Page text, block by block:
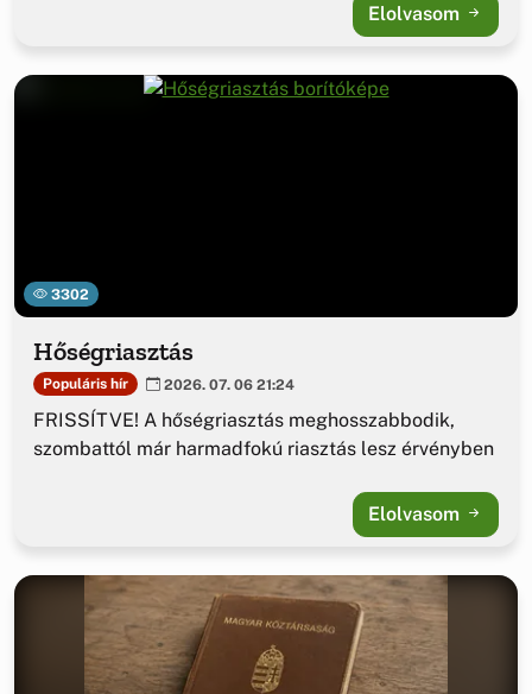
Elolvasom
3302
Hőségriasztás
Populáris hír 2026. 07. 06 21:24
FRISSÍTVE! A hőségriasztás meghosszabbodik,
szombattól már harmadfokú riasztás lesz érvényben
Elolvasom